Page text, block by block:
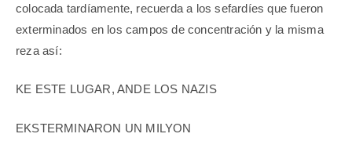
colocada tardíamente, recuerda a los sefardíes que fueron
exterminados en los campos de concentración y la misma
reza así:
KE ESTE LUGAR, ANDE LOS NAZIS
EKSTERMINARON UN MILYON